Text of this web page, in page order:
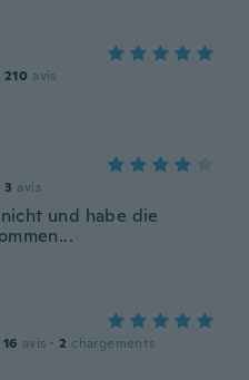
210 avis
3 avis
und habe die
16 avis · 2 chargements